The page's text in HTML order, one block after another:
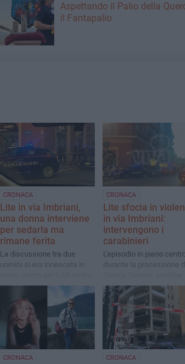
Aspettando il Palio della
il Fantapalio
CRONACA
Lite in via Imbriani,
una donna interviene
per sedarla ma
rimane ferita
La discussione tra due
uomini si era innescata in
CRONACA
Lite sfocia in
in via Imbriani:
intervengono i
carabinieri
L'episodio in pieno
durante la processione
coinvolto almeno due
persone
CRONACA CRONACA